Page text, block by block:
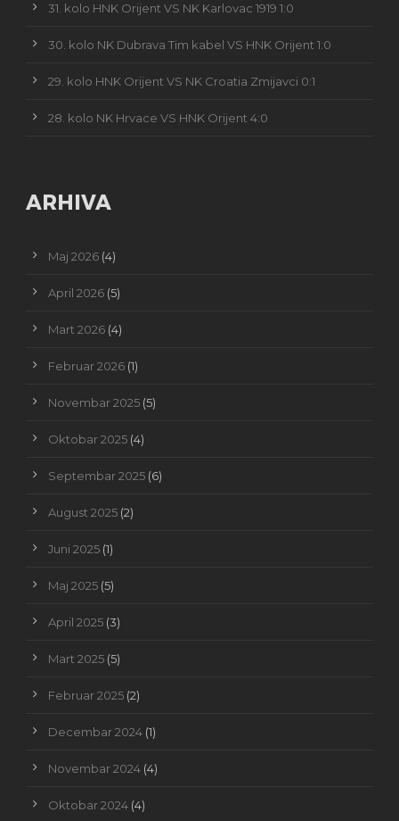
31. kolo HNK Orijent VS NK Karlovac 1919 1:0
30. kolo NK Dubrava Tim kabel VS HNK Orijent 1:0
29. kolo HNK Orijent VS NK Croatia Zmijavci 0:1
28. kolo NK Hrvace VS HNK Orijent 4:0
ARHIVA
Maj 2026 (4)
April 2026 (5)
Mart 2026 (4)
Februar 2026 (1)
Novembar 2025 (5)
Oktobar 2025 (4)
Septembar 2025 (6)
August 2025 (2)
Juni 2025 (1)
Maj 2025 (5)
April 2025 (3)
Mart 2025 (5)
Februar 2025 (2)
Decembar 2024 (1)
Novembar 2024 (4)
Oktobar 2024 (4)